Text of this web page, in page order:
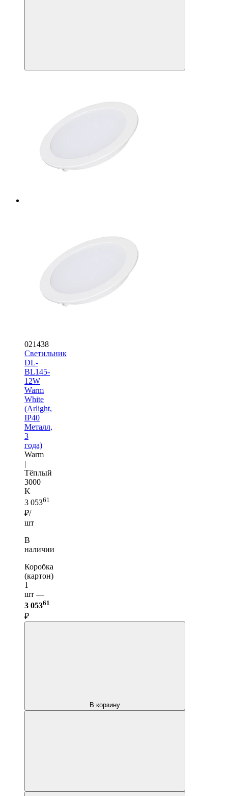
021438
Светильник
DL-
BL145-
12W
Warm
White
(Arlight,
IP40
Металл,
3
года)
Warm
|
Тёплый
3000
K
3 05361
₽/
шт
В
наличии
Коробка
(картон)
1
шт —
3 05361
₽
В корзину